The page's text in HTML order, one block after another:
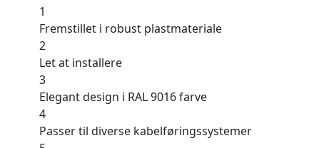
1
Fremstillet i robust plastmateriale
2
Let at installere
3
Elegant design i RAL 9016 farve
4
Passer til diverse kabelføringssystemer